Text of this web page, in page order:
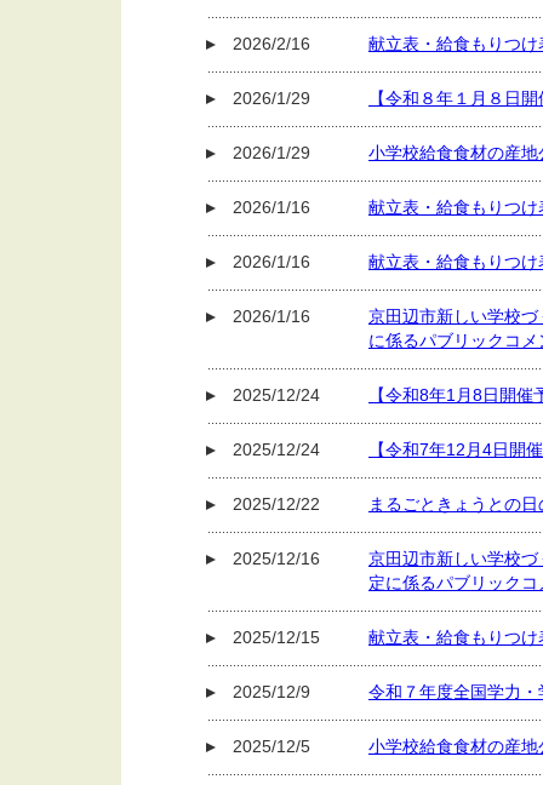
2026/2/16 献立表・給食もりつ
2026/1/29 【令和８年１月８日
2026/1/29 小学校給食食材の産
2026/1/16 献立表・給食もりつ
2026/1/16 献立表・給食もりつ
2026/1/16
京田辺市新しい学校
に係るパブリックコ
2025/12/24 【令和8年1月8日開
2025/12/24 【令和7年12月4日開
2025/12/22 まるごときょうとの
2025/12/16
京田辺市新しい学校
定に係るパブリック
2025/12/15 献立表・給食もりつ
2025/12/9 令和７年度全国学力
2025/12/5 小学校給食食材の産